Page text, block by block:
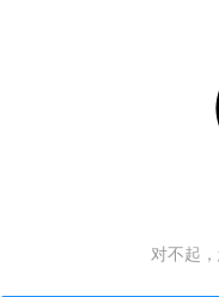
对不起